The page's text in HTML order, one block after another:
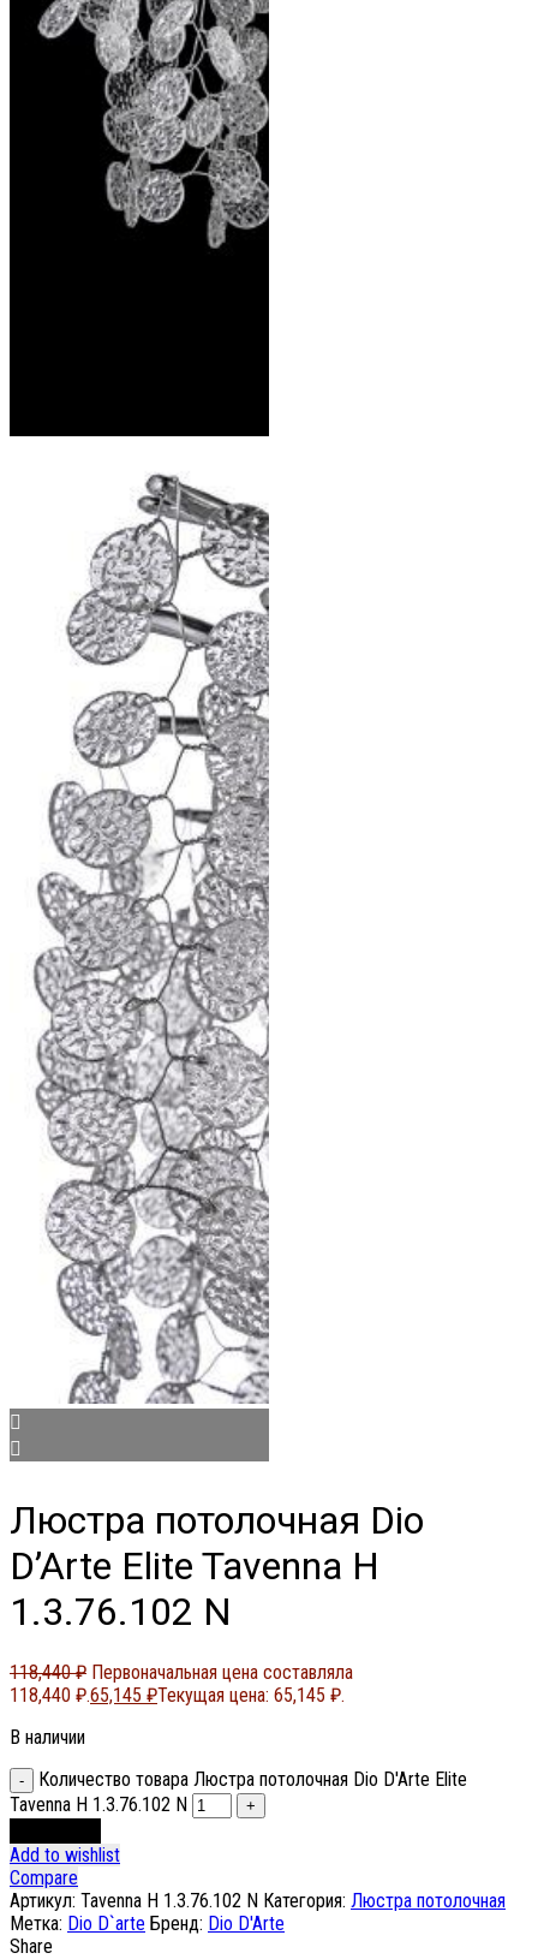
Люстра потолочная Dio
D’Arte Elite Tavenna H
1.3.76.102 N
118,440₽ Первоначальная цена составляла
118,440 ₽.65,145 ₽Текущая цена: 65,145 ₽.
В наличии
Количество товара Люстра потолочная Dio D'Arte Elite
Tavenna H 1.3.76.102 N
Add to wishlist
Compare
Артикул: Tavenna H 1.3.76.102 N Категория: Люстра потолочная
Метка: Dio D`arte Бренд: Dio D'Arte
Share